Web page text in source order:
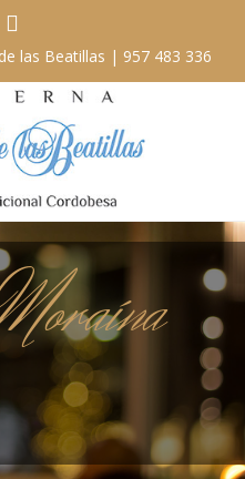
las Beatillas | 957 483 336